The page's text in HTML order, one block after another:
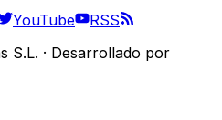
YouTube
RSS
S.L. · Desarrollado por